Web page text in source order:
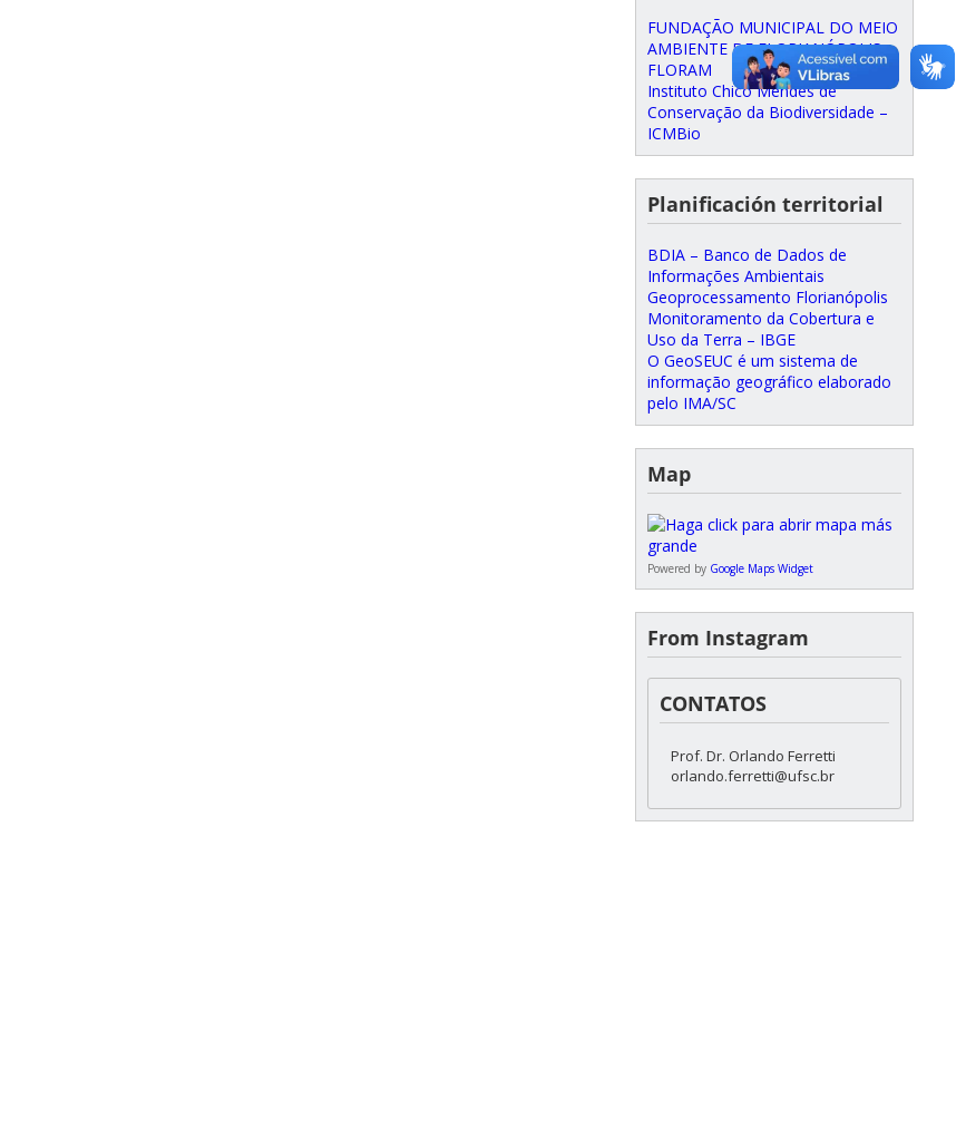
FUNDAÇÃO MUNICIPAL DO MEIO
AMBIENTE DE FLORIANÓPOLIS –
FLORAM
Instituto Chico Mendes de
Conservação da Biodiversidade –
ICMBio
Planificación territorial
BDIA – Banco de Dados de
Informações Ambientais
Geoprocessamento Florianópolis
Monitoramento da Cobertura e
Uso da Terra – IBGE
O GeoSEUC é um sistema de
informação geográfico elaborado
pelo IMA/SC
Map
Powered by Google Maps Widget
From Instagram
CONTATOS
Prof. Dr. Orlando Ferretti
orlando.ferretti@ufsc.br